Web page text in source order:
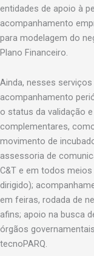
entidades de apoio à
acompanhamento
para modelagem do
Plano Financeiro.
Ainda, nesses
acompanhamento
o status da validação
complementares,
movimento de
assessoria de
C&T e em todos
dirigido);
em feiras, rodada de
afins; apoio na busca
órgãos
tecnoPARQ.